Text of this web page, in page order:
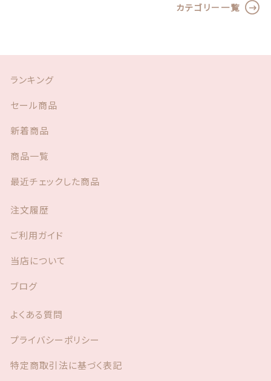
カテゴリー一覧
ランキング
セール商品
新着商品
商品一覧
最近チェックした商品
注文履歴
ご利用ガイド
当店について
ブログ
よくある質問
プライバシーポリシー
特定商取引法に基づく表記